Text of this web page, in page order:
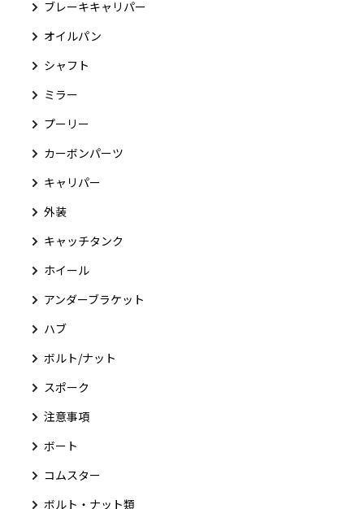
ブレーキキャリパー
オイルパン
シャフト
ミラー
プーリー
カーボンパーツ
キャリパー
外装
キャッチタンク
ホイール
アンダーブラケット
ハブ
ボルト/ナット
スポーク
注意事項
ボート
コムスター
ボルト・ナット類